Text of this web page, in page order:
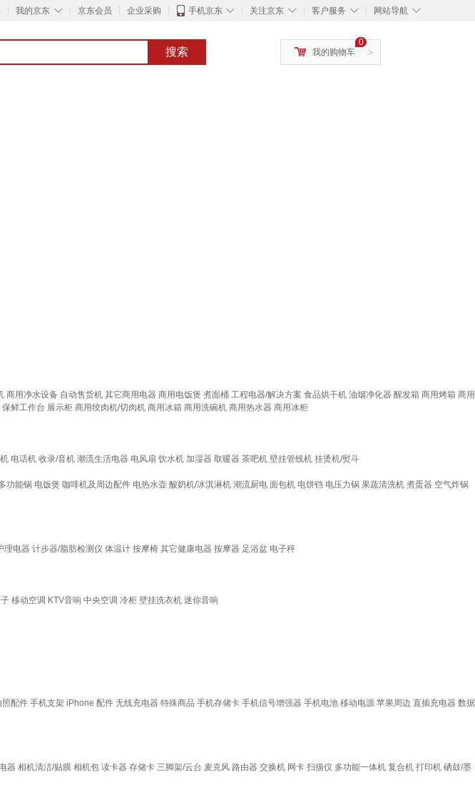
◇
我的京东 京东会员 企业采购 ◇
手机京东 ◇
关注京东 ◇
客户服务 ◇
网站导航
搜索 >
0
我的购物车
商用净水设备 自动售货机 其它商用电器 商用电饭煲 煮面桶 工程电器/解决方案 食品烘干机 油烟净化器 醒发箱 商用烤箱 商用
保鲜工作台 展示柜 商用绞肉机/切肉机 商用冰箱 商用洗碗机 商用热水器 商用冰柜
电话机 收录/音机 潮流生活电器 电风扇 饮水机 加湿器 取暖器 茶吧机 壁挂管线机 挂烫机/熨斗
功能锅 电饭煲 咖啡机及周边配件 电热水壶 酸奶机/冰淇淋机 潮流厨电 面包机 电饼铛 电压力锅 果蔬清洗机 煮蛋器 空气炸锅
理电器 计步器/脂肪检测仪 体温计 按摩椅 其它健康电器 按摩器 足浴盆 电子秤
移动空调 KTV音响 中央空调 冷柜 壁挂洗衣机 迷你音响
照配件 手机支架 iPhone 配件 无线充电器 特殊商品 手机存储卡 手机信号增强器 手机电池 移动电源 苹果周边 直插充电器 数据
器 相机清洁/贴膜 相机包 读卡器 存储卡 三脚架/云台 麦克风 路由器 交换机 网卡 扫描仪 多功能一体机 复合机 打印机 硒鼓/墨